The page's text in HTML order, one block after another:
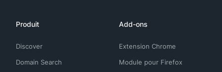
Produit
Discover
Domain Search
Add-ons
Extension Chrome
Module pour Firefox